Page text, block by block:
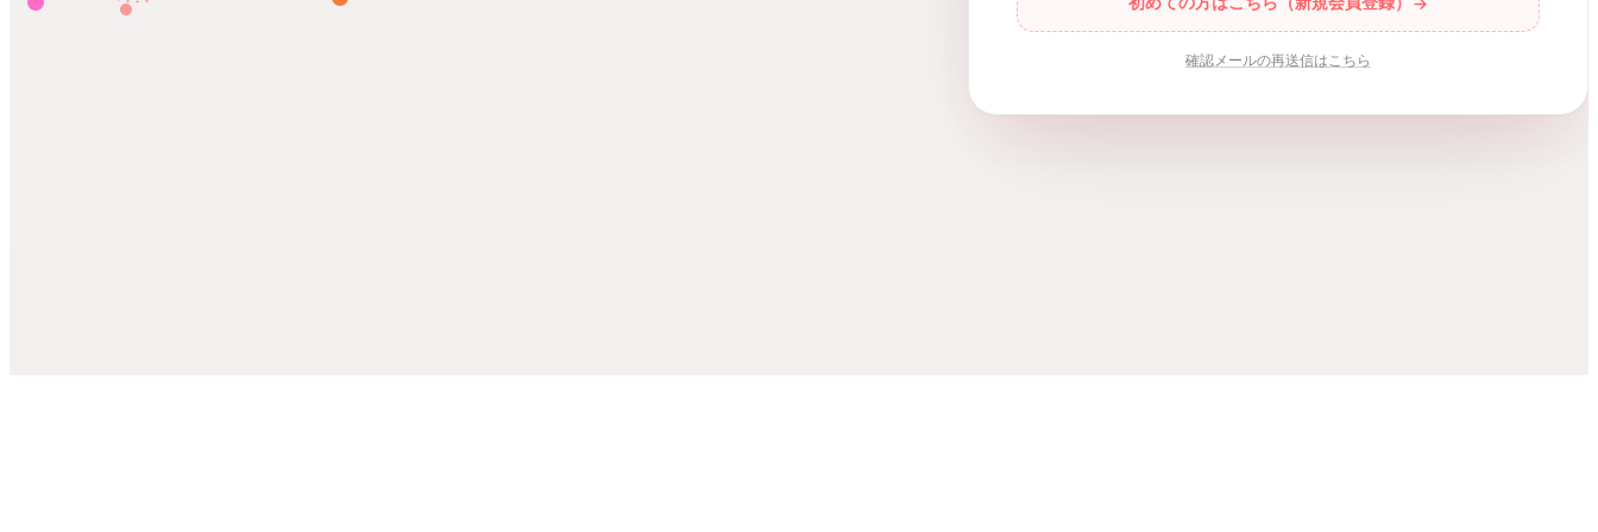
確認メールの再送信はこちら